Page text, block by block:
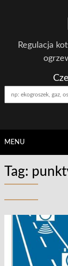
Regulacja
MENU
Tag: